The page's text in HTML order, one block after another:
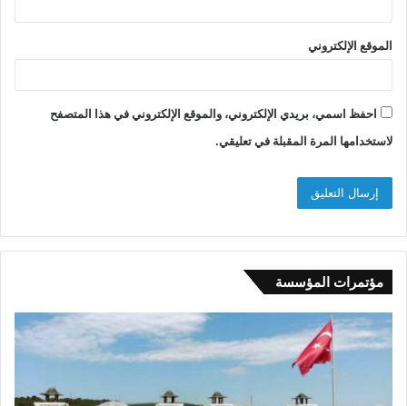
الموقع الإلكتروني
احفظ اسمي، بريدي الإلكتروني، والموقع الإلكتروني في هذا المتصفح
لاستخدامها المرة المقبلة في تعليقي.
مؤتمرات المؤسسة